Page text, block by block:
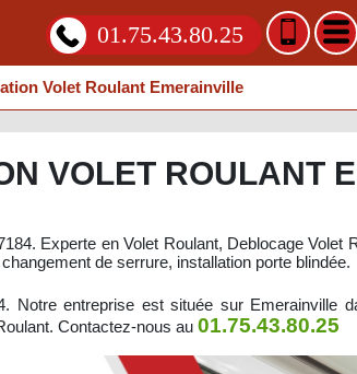
01.75.43.80.25
Volet Roulant Emerainville
VOLET ROULANT
Experte en Volet Roulant, Deblocage Volet
de serrure, installation porte blindée.
Notre entreprise est située sur Emerainville
Contactez-nous au 01.75.43.80.25